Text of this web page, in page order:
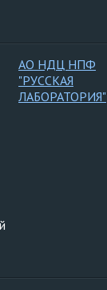
АО НДЦ НПФ
"РУССКАЯ
ЛАБОРАТОРИЯ"